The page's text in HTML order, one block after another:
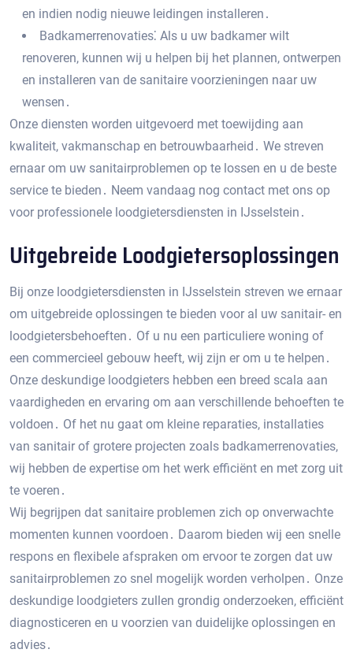
en indien nodig nieuwe leidingen installeren․
Badkamerrenovaties⁚ Als u uw badkamer wilt
renoveren, kunnen wij u helpen bij het plannen, ontwerpen
en installeren van de sanitaire voorzieningen naar uw
wensen․
Onze diensten worden uitgevoerd met toewijding aan
kwaliteit, vakmanschap en betrouwbaarheid․ We streven
ernaar om uw sanitairproblemen op te lossen en u de beste
service te bieden․ Neem vandaag nog contact met ons op
voor professionele loodgietersdiensten in IJsselstein․
Uitgebreide Loodgietersoplossingen
Bij onze loodgietersdiensten in IJsselstein streven we ernaar
om uitgebreide oplossingen te bieden voor al uw sanitair- en
loodgietersbehoeften․ Of u nu een particuliere woning of
een commercieel gebouw heeft, wij zijn er om u te helpen․
Onze deskundige loodgieters hebben een breed scala aan
vaardigheden en ervaring om aan verschillende behoeften te
voldoen․ Of het nu gaat om kleine reparaties, installaties
van sanitair of grotere projecten zoals badkamerrenovaties,
wij hebben de expertise om het werk efficiënt en met zorg uit
te voeren․
Wij begrijpen dat sanitaire problemen zich op onverwachte
momenten kunnen voordoen․ Daarom bieden wij een snelle
respons en flexibele afspraken om ervoor te zorgen dat uw
sanitairproblemen zo snel mogelijk worden verholpen․ Onze
deskundige loodgieters zullen grondig onderzoeken, efficiënt
diagnosticeren en u voorzien van duidelijke oplossingen en
advies․